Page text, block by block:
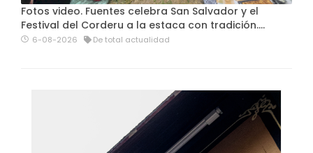
Fotos video. Fuentes celebra San Salvador y el
Festival del Corderu a la estaca con tradición....
6-08-2026 De total actualidad